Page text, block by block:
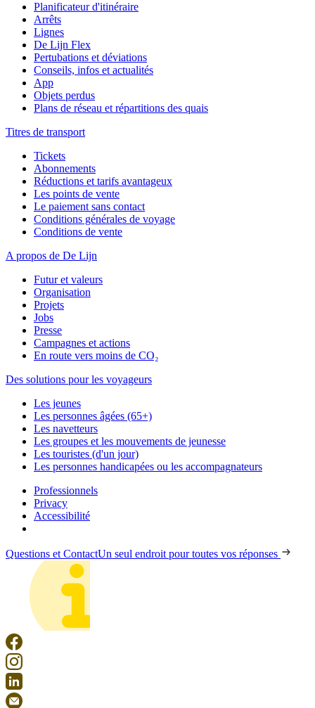
Planificateur d'itinéraire
Arrêts
Lignes
De Lijn Flex
Pertubations et déviations
Conseils, infos et actualités
App
Objets perdus
Plans de réseau et répartitions des quais
Titres de transport
Tickets
Abonnements
Réductions et tarifs avantageux
Les points de vente
Le paiement sans contact
Conditions générales de voyage
Conditions de vente
A propos de De Lijn
Futur et valeurs
Organisation
Projets
Jobs
Presse
Campagnes et actions
En route vers moins de CO₂
Des solutions pour les voyageurs
Les jeunes
Les personnes âgées (65+)
Les navetteurs
Les groupes et les mouvements de jeunesse
Les touristes (d'un jour)
Les personnes handicapées ou les accompagnateurs
Professionnels
Privacy
Accessibilité
Questions et ContactUn seul endroit pour toutes vos réponses